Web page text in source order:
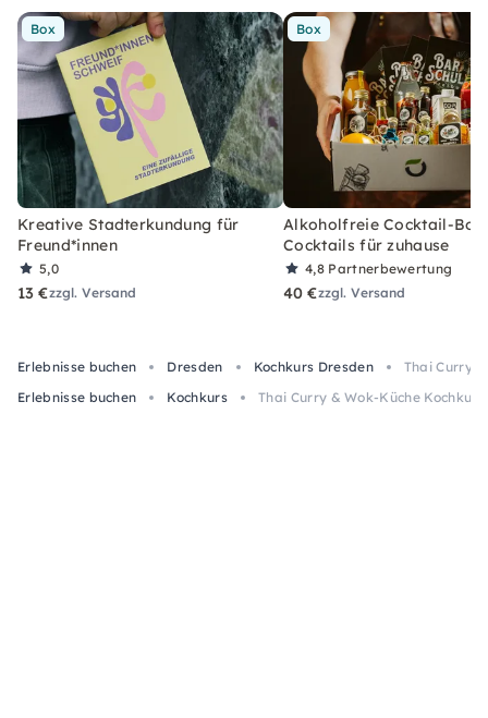
Box
Kreative Stadterkundung für
Freund*innen
5,0
13 €zzgl. Versand
Box
Alkoholfreie Cocktail-Box
Cocktails für zuhause
4,8 Partnerbewertung
40 €zzgl. Versand
Erlebnisse buchen Dresden Kochkurs Dresden
Thai Curry
Erlebnisse buchen
Kochkurs Thai Curry & Wok-Küche